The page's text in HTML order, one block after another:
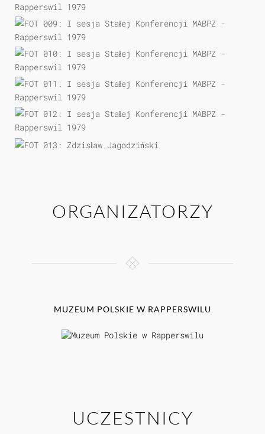
ORGANIZATORZY
MUZEUM POLSKIE W RAPPERSWILU
UCZESTNICY